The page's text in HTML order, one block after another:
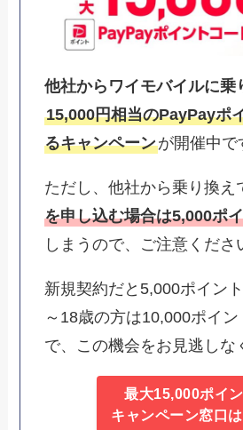
他社からワイモバイルに乗
15,000円相当のPayPayポ
るキャンペーンが開催中で
ただし、他社から乗り換え
を申し込む場合は5,000ポ
しまうので、ご注意くださ
新規契約だと5,000ポイン
～18歳の方は10,000ポイ
で、この機会をお見逃しな
最大15,000ポイン
キャンペーン窓口